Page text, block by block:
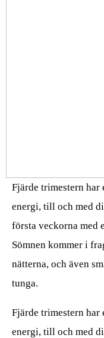
Fjärde trimestern
energi, till och med
första veckorna med
Sömnen kommer i
nätterna, och även
tunga.
Fjärde trimestern
energi, till och med